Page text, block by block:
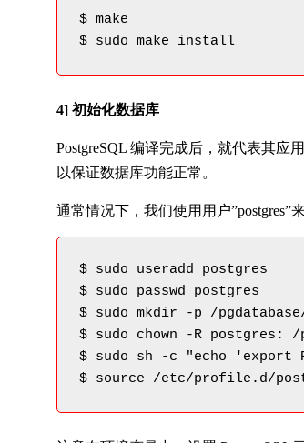
$ make
$ sudo make install
4] 初始化数据库
PostgreSQL 编译完成后，就代表其
以保证数据库功能正常。
通常情况下，我们使用用户
$ sudo useradd postgres
$ sudo passwd postgres
$ sudo mkdir -p /
$ sudo chown -R postgres: /
$ sudo sh -c "echo 'export
$ source /etc/profile.d/